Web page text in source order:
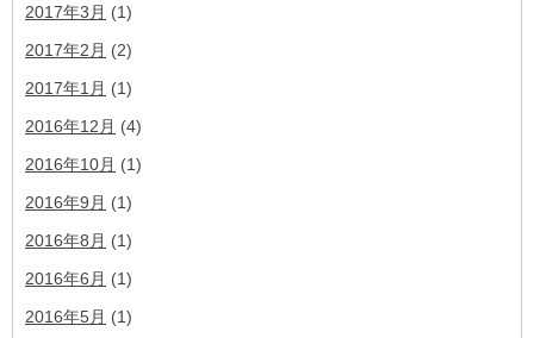
2017年3月 (1)
2017年2月 (2)
2017年1月 (1)
2016年12月 (4)
2016年10月 (1)
2016年9月 (1)
2016年8月 (1)
2016年6月 (1)
2016年5月 (1)